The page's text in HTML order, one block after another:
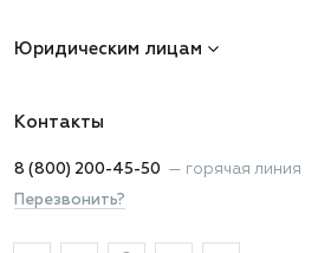
Юридическим лицам
Контакты
8 (800) 200-45-50 — горячая линия
Перезвонить?